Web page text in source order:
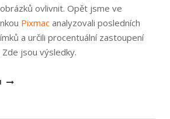
ovlivnit. Opět jsme ve
Pixmac analyzovali posledních
a určili procentuální zastoupení
jsou výsledky.